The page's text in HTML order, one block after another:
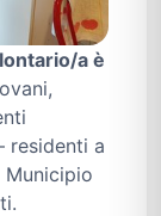
a è
residenti a